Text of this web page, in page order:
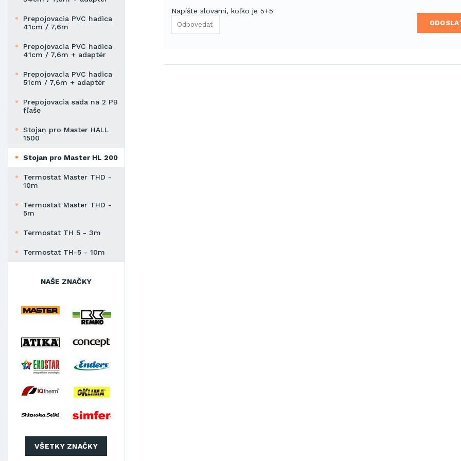
Prepojovacia PVC hadica
41cm / 7,6m
Prepojovacia PVC hadica
41cm / 7,6m + adaptér
Prepojovacia PVC hadica
51cm / 7,6m + adaptér
Prepojovacia sada na 2 PB
fľaše
Stojan pro Master HALL
1500
Stojan pro Master HL 200
Termostat Master THD -
10m
Termostat Master THD -
5m
Termostat TH 5 - 3m
Termostat TH-5 - 10m
NAŠE ZNAČKY
VŠETKY ZNAČKY
Napíšte slovami, koľko je 5+5